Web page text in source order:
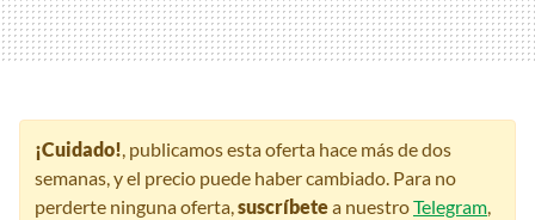
¡Cuidado!, publicamos esta oferta hace más de dos
semanas, y el precio puede haber cambiado. Para no
perderte ninguna oferta,suscríbetea nuestroTelegram,